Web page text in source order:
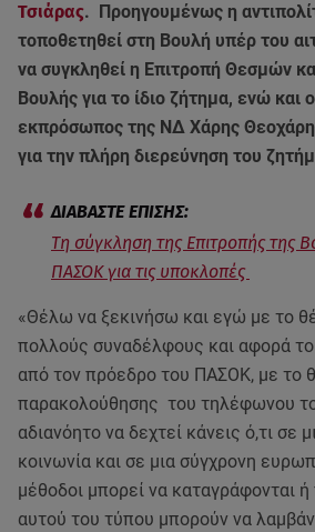
Τσιάρας. Προηγουμένως η
τοποθετηθεί στη Βουλή υπέρ του
να συγκληθεί η Επιτροπή Θεσμών
Βουλής για το ίδιο ζήτημα, ενώ και
εκπρόσωπος της ΝΔ Χάρης
για την πλήρη διερεύνηση του
Τη σύγκληση της Επιτροπής της
ΠΑΣΟΚ για τις υποκλοπές
«Θέλω να ξεκινήσω και εγώ με το
πολλούς συναδέλφους και αφορά
από τον πρόεδρο του ΠΑΣΟΚ, με το
παρακολούθησης του τηλέφωνου
αδιανόητο να δεχτεί κάνεις ό,τι σε
κοινωνία και σε μια σύγχρονη
μέθοδοι μπορεί να καταγράφονται
αυτού του τύπου μπορούν να